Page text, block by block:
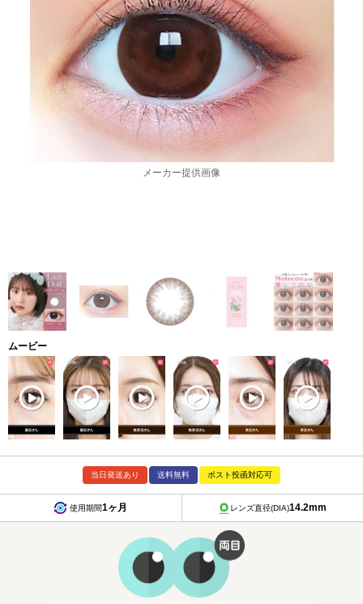
ムービー
当日発送あり 送料無料 ポスト投函対応可
使用期間1ヶ月 レンズ直径(DIA)14.2mm